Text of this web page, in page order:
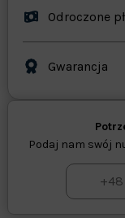
Odroczone
Gwarancja
Podaj nam swój